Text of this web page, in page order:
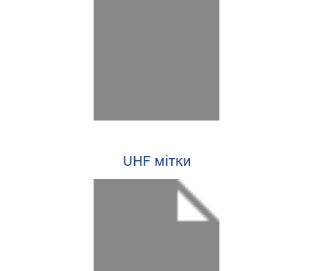
UHF мітки